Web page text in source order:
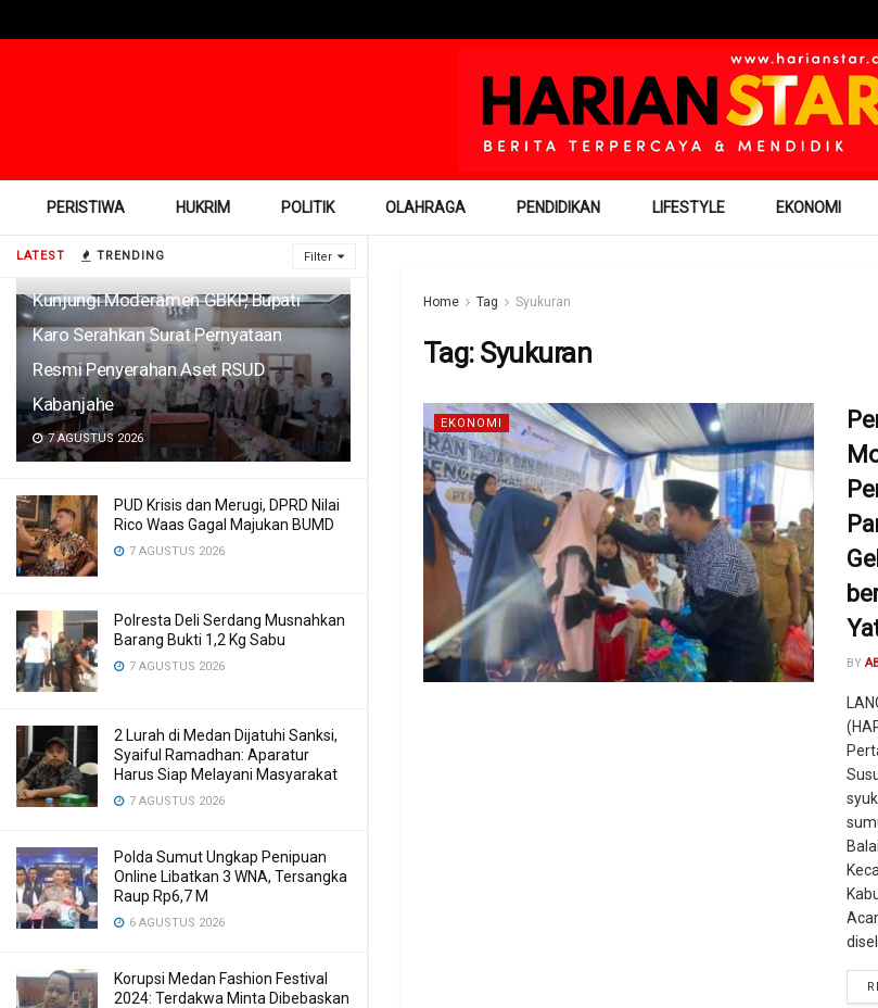
LATEST TRENDING Filter
Kunjungi Moderamen GBKP, Bupati
Karo Serahkan Surat Pernyataan
Resmi Penyerahan Aset RSUD
Kabanjahe
7 AGUSTUS 2026
PUD Krisis dan Merugi, DPRD Nilai
Rico Waas Gagal Majukan BUMD
7 AGUSTUS 2026
Polresta Deli Serdang Musnahkan
Barang Bukti 1,2 Kg Sabu
7 AGUSTUS 2026
2 Lurah di Medan Dijatuhi Sanksi,
Syaiful Ramadhan: Aparatur
Harus Siap Melayani Masyarakat
7 AGUSTUS 2026
Polda Sumut Ungkap Penipuan
Online Libatkan 3 WNA, Tersangka
Raup Rp6,7 M
6 AGUSTUS 2026
Korupsi Medan Fashion Festival
2024: Terdakwa Minta Dibebaskan
PERISTIWA HUKRIM POLITIK OLAHRAGA PENDIDIKAN LIFESTYLE EKONOMI
Home Tag Syukuran
Tag: Syukuran
EKONOMI
BY